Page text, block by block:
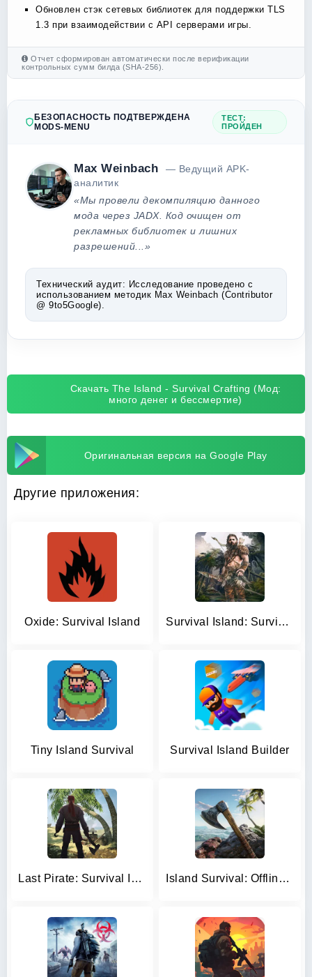
Обновлен стэк сетевых библиотек для поддержки TLS
1.3 при взаимодействии с API серверами игры.
Отчет сформирован автоматически после верификации
контрольных сумм билда (SHA-256).
БЕЗОПАСНОСТЬ ПОДТВЕРЖДЕНА
MODS-MENU
ТЕСТ:
ПРОЙДЕН
Max Weinbach
— Ведущий APK-
аналитик
«Мы провели декомпиляцию данного
мода через JADX. Код очищен от
рекламных библиотек и лишних
разрешений...»
Технический аудит: Исследование проведено с
использованием методик Max Weinbach (Contributor
@ 9to5Google).
Скачать The Island - Survival Crafting (Мод:
много денег и бессмертие)
Оригинальная версия на Google Play
Другие приложения:
Oxide: Survival Island Survival Island: Survivor EVO
Tiny Island Survival Survival Island Builder
Last Pirate: Survival Island Island Survival: Offline Games